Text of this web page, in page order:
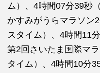
ム）、4時間07分39秒
かすみがうらマラソン
スタイム）、4時間11
第2回さいたま国際マ
タイム）、4時間10分